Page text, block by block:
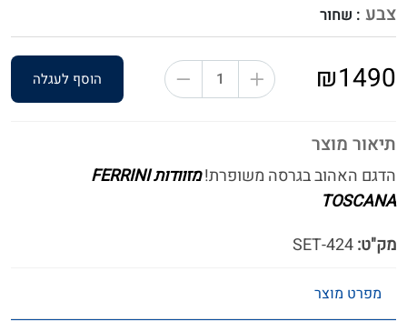
תיאור מוצר
הדגם האהוב בגרסה משופרת!
מזוודות FERRINI
TOSCANA
מק"ט:
צבע : שחור
₪1490 הוסף לעגלה
מפרט מוצר